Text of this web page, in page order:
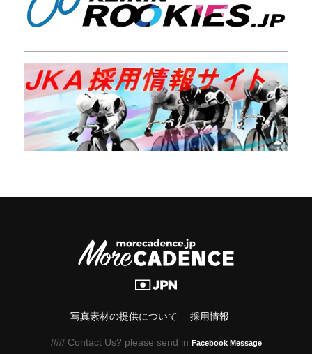
写真素材の提供について 採用情報
///// Contact Us? please send in Facebook Message